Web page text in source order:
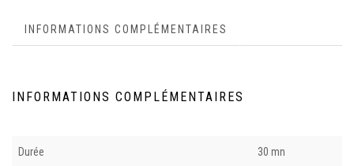
INFORMATIONS COMPLÉMENTAIRES
INFORMATIONS COMPLÉMENTAIRES
Durée 30 mn